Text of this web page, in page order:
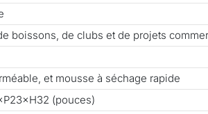
boissons, de clubs et de projets
et mousse à séchage rapide
(pouces)